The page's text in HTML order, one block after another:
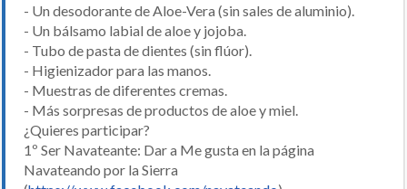
- Un desodorante de Aloe-Vera (sin sales de aluminio).
- Un bálsamo labial de aloe y jojoba.
- Tubo de pasta de dientes (sin flúor).
- Higienizador para las manos.
- Muestras de diferentes cremas.
- Más sorpresas de productos de aloe y miel.
¿Quieres participar?
1º Ser Navateante: Dar a Me gusta en la página
Navateando por la Sierra